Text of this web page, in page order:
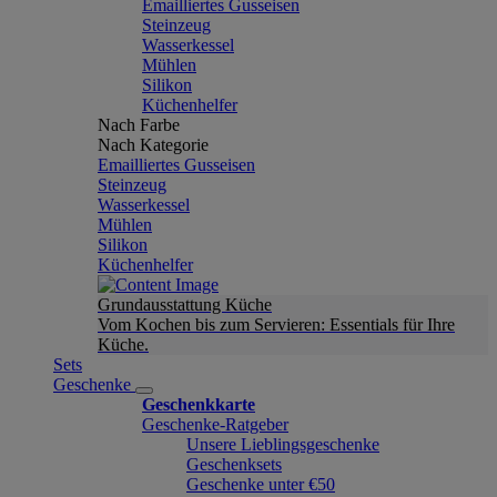
Emailliertes Gusseisen
Steinzeug
Wasserkessel
Mühlen
Silikon
Küchenhelfer
Nach Farbe
Nach Kategorie
Emailliertes Gusseisen
Steinzeug
Wasserkessel
Mühlen
Silikon
Küchenhelfer
Grundausstattung Küche
Vom Kochen bis zum Servieren: Essentials für Ihre
Küche.
Sets
Geschenke
Geschenkkarte
Geschenke-Ratgeber
Unsere Lieblingsgeschenke
Geschenksets
Geschenke unter €50